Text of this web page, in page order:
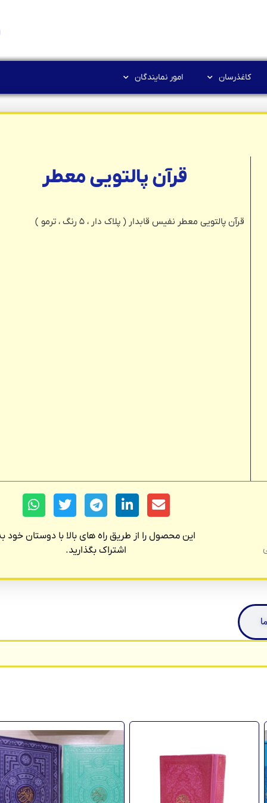
کاغذرسان امور نمایندگان
قرآن پالتویی معطر
قرآن پالتویی معطر نفیس قابدار ( پلاک دار ، ۵ رنگ ، ترمو )
این محصول را از طریق راه های بالا با دوستان خود
اشتراک بگذارید.